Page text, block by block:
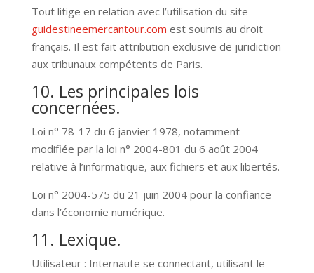
Tout litige en relation avec l’utilisation du site
guidestineemercantour.com est soumis au droit
français. Il est fait attribution exclusive de juridiction
aux tribunaux compétents de Paris.
10. Les principales lois
concernées.
Loi n° 78-17 du 6 janvier 1978, notamment
modifiée par la loi n° 2004-801 du 6 août 2004
relative à l’informatique, aux fichiers et aux libertés.
Loi n° 2004-575 du 21 juin 2004 pour la confiance
dans l’économie numérique.
11. Lexique.
Utilisateur : Internaute se connectant, utilisant le